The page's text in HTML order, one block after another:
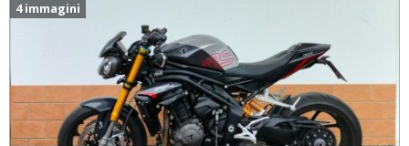
4 immagini